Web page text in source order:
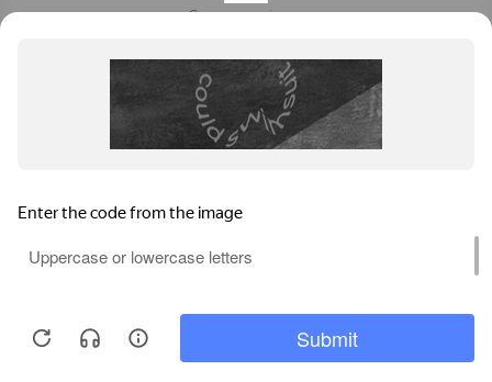
Стать партнёром
Контакты
8 800 700-80-40